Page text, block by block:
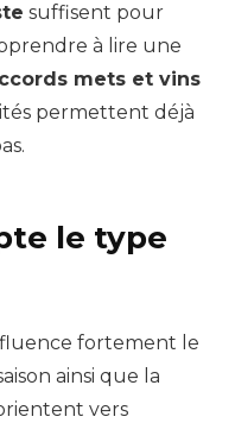
suffisent pour
à lire une
mets et vins
permettent déjà
le type
fortement le
ainsi que la
vers